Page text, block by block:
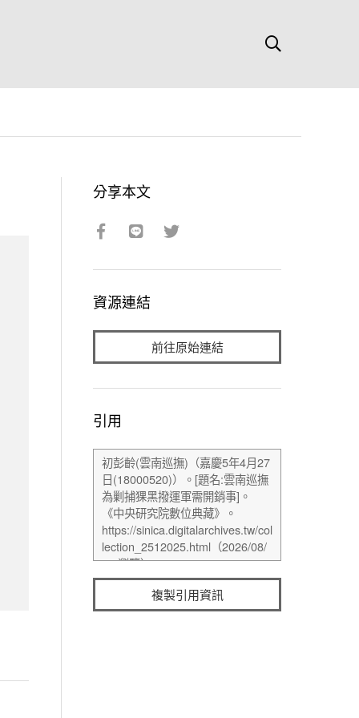
分享本文
資源連結
前往原始連結
引用
複製引用資訊